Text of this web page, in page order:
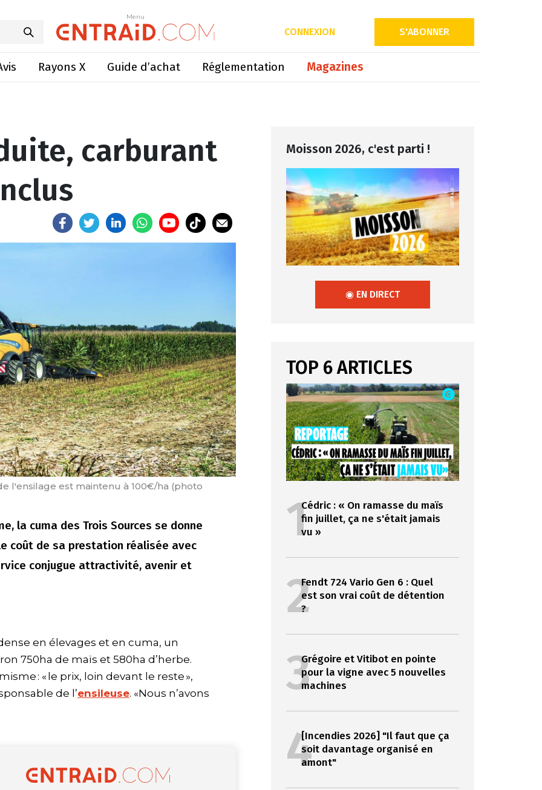
Menu
CONNEXION S'ABONNER
Rayons X Guide d’achat Réglementation Magazines
Menu
carburant et sécurités inclus
carburant
l'ensilage est maintenu à 100€/ha (photo
la cuma des Trois Sources se donne
coût de sa prestation réalisée avec
conjugue attractivité, avenir et
en élevages et en cuma, un
750ha de maïs et 580ha d’herbe.
: « le prix, loin devant le reste »,
de l’ensileuse. «Nous n’avons
Moisson 2026, c'est parti !
◉ EN DIRECT
TOP 6 ARTICLES
1Cédric : « On ramasse du maïs
fin juillet, ça ne s'était jamais
vu »
2Fendt 724 Vario Gen 6 : Quel
est son vrai coût de détention
?
3Grégoire et Vitibot en pointe
pour la vigne avec 5 nouvelles
machines
4[Incendies 2026] "Il faut que ça
soit davantage organisé en
amont"